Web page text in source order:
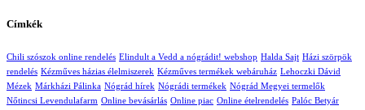
Címkék
Chili szószok online rendelés Elindult a Vedd a nógrádit! webshop Halda Sajt Házi szörpök
rendelés Kézműves házias élelmiszerek Kézműves termékek webáruház Lehoczki Dávid
Mézek Márkházi Pálinka Nógrád hírek Nógrádi termékek Nógrád Megyei termelők
Nőtincsi Levendulafarm Online bevásárlás Online piac Online ételrendelés Palóc Betyár